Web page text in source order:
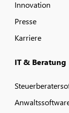
Innovation
Presse
Karriere
IT & Beratung